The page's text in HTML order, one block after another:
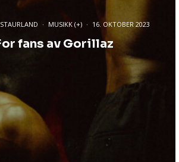
· MUSIKK (+) · 16. OKTOBER 2023
fans av Gorillaz